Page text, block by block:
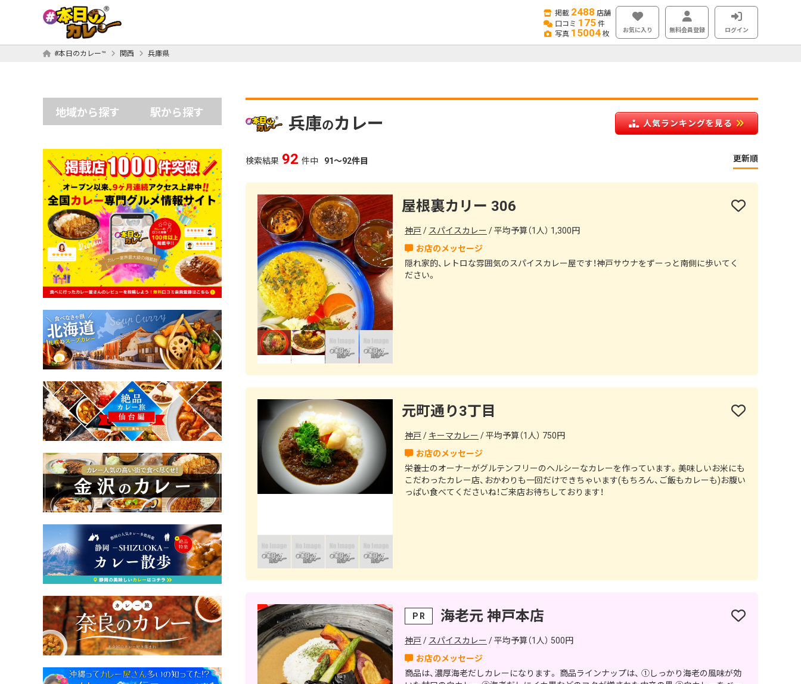
掲載 2488 店舗
口コミ 175 件
写真 15004 枚 お気に入り 無料会員登録 ログイン
#本日のカレー™ 関西 兵庫県
地域から探す 駅から探す
兵庫のカレー 人気ランキングを見る
検索結果 92 件中 91～92件目 更新順
屋根裏カリー 306
神戸 スパイスカレー 平均予算（1人） 1,300円
隠れ家的、レトロな雰囲気のスパイスカレー屋です！神戸サウナをずーっと南側に歩いてく
ださい。
元町通り3丁目
神戸 キーマカレー 平均予算（1人） 750円
栄養士のオーナーがグルテンフリーのヘルシーなカレーを作っています。美味しいお米にも
こだわったカレー店、おかわりも一回だけできちゃいます(もちろん、ご飯もカレーも)お腹い
っぱい食べてくださいね！ご来店お待ちしております！
PR 海老元 神戸本店
神戸 スパイスカレー 平均予算（1人） 500円
商品は、濃厚海老だしカレーになります。 商品ラインナップは、 ①しっかり海老の風味が効